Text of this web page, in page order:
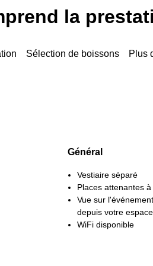
la
Sélection de boissons Plus
Général
Vestiaire séparé
Places attenantes à
Vue sur
depuis votre
WiFi disponible